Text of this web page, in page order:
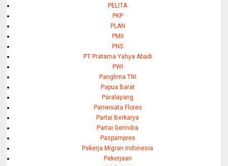
PELITA
PKP
PLAN
PMII
PNS
PT Pratama Yahya Abadi
PWI
Panglima TNI
Papua Barat
Paralayang
Pariwisata Flores
Partai Berkarya
Partai Gerindra
Paspampres
Pekerja Migran Indonesia
Pekerjaan